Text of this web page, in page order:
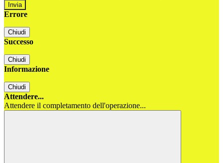
Errore
Chiudi
Successo
Chiudi
Informazione
Chiudi
Attendere...
Attendere il completamento dell'operazione...